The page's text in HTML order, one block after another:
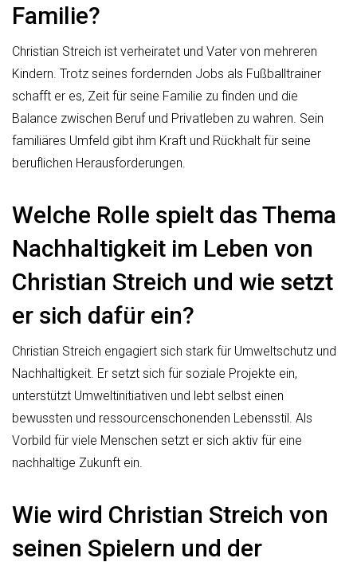
Familie?
Christian Streich ist verheiratet und Vater von mehreren
Kindern. Trotz seines fordernden Jobs als Fußballtrainer
schafft er es, Zeit für seine Familie zu finden und die
Balance zwischen Beruf und Privatleben zu wahren. Sein
familiäres Umfeld gibt ihm Kraft und Rückhalt für seine
beruflichen Herausforderungen.
Welche Rolle spielt das Thema
Nachhaltigkeit im Leben von
Christian Streich und wie setzt
er sich dafür ein?
Christian Streich engagiert sich stark für Umweltschutz und
Nachhaltigkeit. Er setzt sich für soziale Projekte ein,
unterstützt Umweltinitiativen und lebt selbst einen
bewussten und ressourcenschonenden Lebensstil. Als
Vorbild für viele Menschen setzt er sich aktiv für eine
nachhaltige Zukunft ein.
Wie wird Christian Streich von
seinen Spielern und der